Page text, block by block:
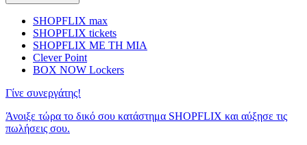
SHOPFLIX max
SHOPFLIX tickets
SHOPFLIX ΜΕ ΤΗ ΜΙΑ
Clever Point
BOX NOW Lockers
Γίνε συνεργάτης!
Άνοιξε τώρα το δικό σου κατάστημα SHOPFLIX και αύξησε τις
πωλήσεις σου.